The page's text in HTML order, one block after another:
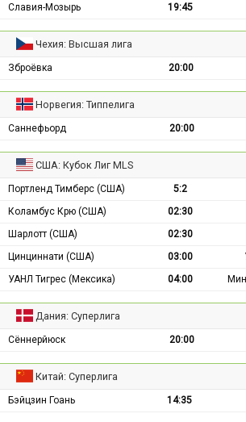
Славия-Мозырь
19:45
Чехия: Высшая лига
Зброёвка 20:00
Норвегия: Типпелига
Саннефьорд 20:00
США: Кубок Лиг MLS
Портленд Тимберс (США) 5:2
Коламбус Крю (США)
02:30
Шарлотт (США)
02:30
Цинциннати (США)
03:00
УАНЛ Тигрес (Мексика)
04:00
Дания: Суперлига
Сённерйюск 20:00
Китай: Суперлига
Бэйцзин Гоань 14:35